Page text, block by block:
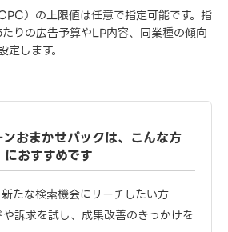
）の上限値は任意で指定可能です。指
りの広告予算やLP内容、同業種の傾向
します。
おまかせパックは、こんな方
におすすめです
新たな検索機会にリーチしたい方
や訴求を試し、成果改善のきっかけを